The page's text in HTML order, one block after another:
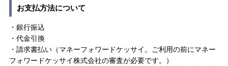
お支払方法について
・銀行振込
・代金引換
・請求書払い（マネーフォワードケッサイ。ご利用の前にマネー
フォワードケッサイ株式会社の審査が必要です。）